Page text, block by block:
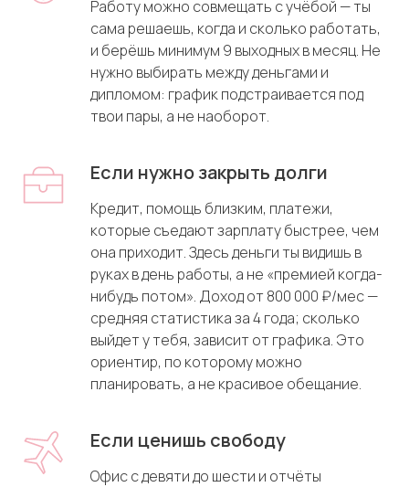
Работу можно совмещать с учёбой — ты
сама решаешь, когда и сколько работать,
и берёшь минимум 9 выходных в месяц. Не
нужно выбирать между деньгами и
дипломом: график подстраивается под
твои пары, а не наоборот.
Если нужно закрыть долги
Кредит, помощь близким, платежи,
которые съедают зарплату быстрее, чем
она приходит. Здесь деньги ты видишь в
руках в день работы, а не «премией когда-
нибудь потом». Доход от 800 000 ₽/мес —
средняя статистика за 4 года; сколько
выйдет у тебя, зависит от графика. Это
ориентир, по которому можно
планировать, а не красивое обещание.
Если ценишь свободу
Офис с девяти до шести и отчёты